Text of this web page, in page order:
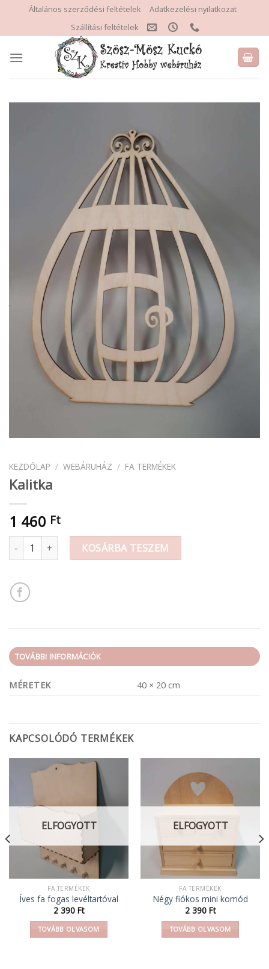
content
Általános szerződési feltételek
Adatkezelési nyilatkozat
Szállítási feltételek
KEZDŐLAP / WEBÁRUHÁZ / FA TERMÉKEK
Kalitka
1 460 Ft
Kalitka mennyiség KOSÁRBA TESZEM
TOVÁBBI INFORMÁCIÓK
MÉRETEK 40 × 20 cm
KAPCSOLÓDÓ TERMÉKEK
ELFOGYOTT
FA TERMÉKEK
Íves fa fogas levéltartóval
2 390 Ft
TOVÁBB OLVASOM
ELFOGYOTT
FA TERMÉKEK
Négy fiókos mini komód
2 390 Ft
TOVÁBB OLVASOM